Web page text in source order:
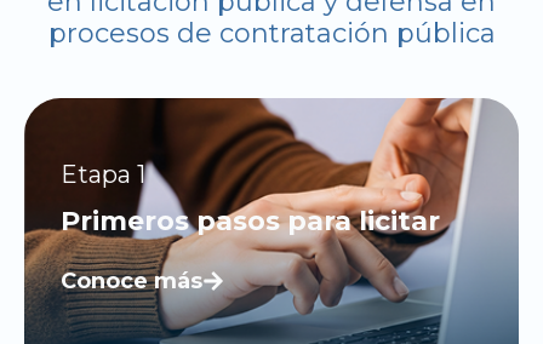
procesos de contratación pública
Etapa 1
Primeros pasos para licitar
Conoce más